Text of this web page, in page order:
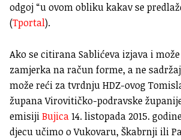
odgoj “u ovom obliku kakav se
(Tportal).
Ako se citirana Sablićeva izjava i
zamjerka na račun forme, a ne
može reći za tvrdnju HDZ-ovog
župana Virovitičko-podravske
emisijiBujica14. listopada 2015.
djecu učimo o Vukovaru, Škabrnji ili